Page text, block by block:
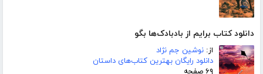
دانلود کتاب برایم از بادبادک‌ها بگو
از: نوشین جم نژاد
دانلود رایگان بهترین کتاب‌های داستان
۶۹ صفحه